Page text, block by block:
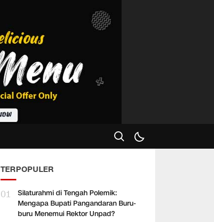
TERPOPULER
01
Silaturahmi di Tengah Polemik:
Mengapa Bupati Pangandaran Buru-
buru Menemui Rektor Unpad?